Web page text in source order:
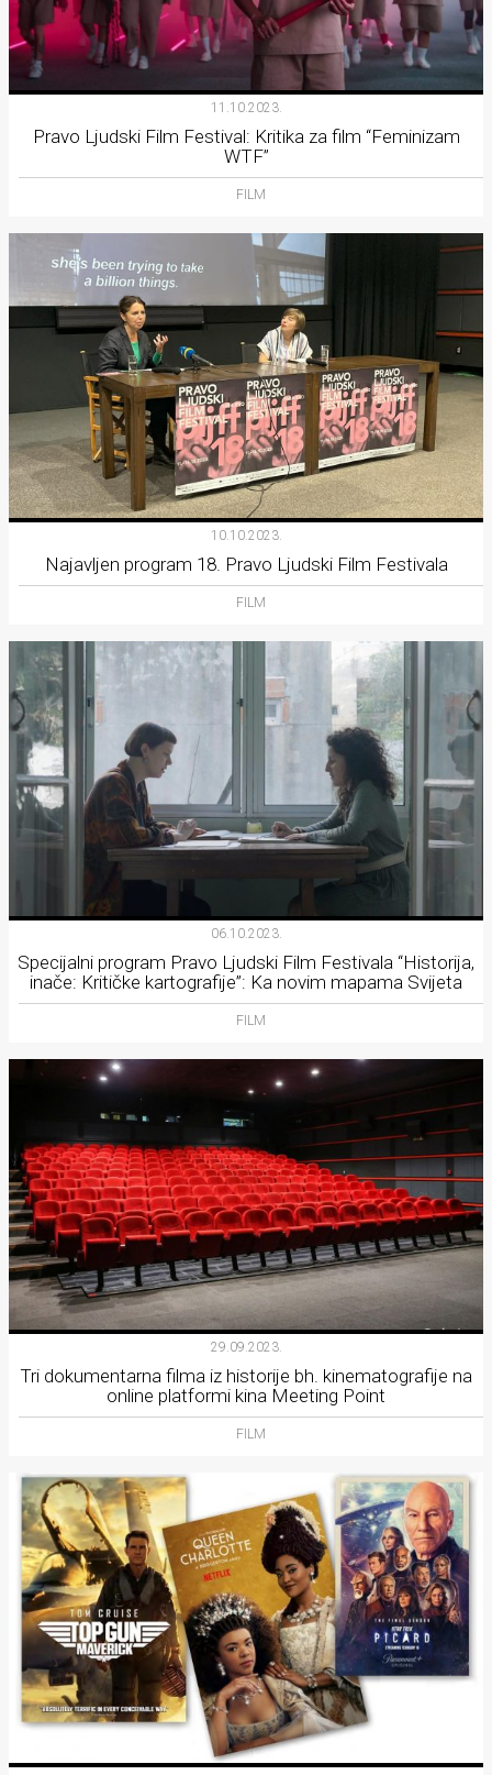
11.10.2023.
Pravo Ljudski Film Festival: Kritika za film “Feminizam
WTF”
FILM
10.10.2023.
Najavljen program 18. Pravo Ljudski Film Festivala
FILM
06.10.2023.
Specijalni program Pravo Ljudski Film Festivala “Historija,
inače: Kritičke kartografije”: Ka novim mapama Svijeta
FILM
29.09.2023.
Tri dokumentarna filma iz historije bh. kinematografije na
online platformi kina Meeting Point
FILM